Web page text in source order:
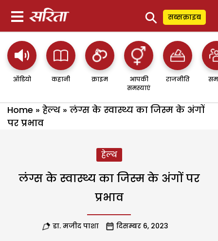
⚲ सब्सक्राइब
ऑडियो कहानी क्राइम
आपकी
समस्याएं
राजनीति
Home » हेल्थ » लंग्स के स्वास्थ्य का जिस्म के अंगों
पर प्रभाव
हेल्थ
लंग्स के स्वास्थ्य का जिस्म के अंगों पर
प्रभाव
डा. मजीद पाशा दिसम्बर 6, 2023